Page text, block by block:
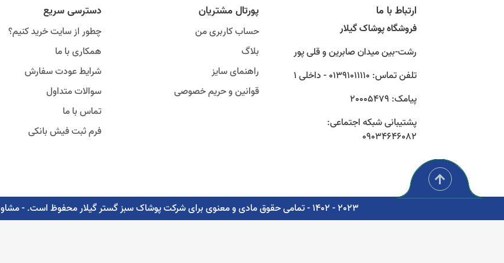
ارتباط با ما
فروشگاه پوشاک گیلار
رشت-بین میدان صابرین و قلی پور
تلفن تماس: 01391011110 - داخلی 1
پیامک: 20005479
پشتیبانی شبکه اجتماعی:
09034646082
پورتال مشتریان
حساب کاربری من
بلاگ
راهنمای سایز
قوانین و حریم خصوصی
دسترسی سریع
چطور از سایت خرید کنیم؟
همکاری با ما
شرایط عودت سفارش
سوالات متداول
تماس با ما
فرم ثبت فیش بانکی
2023 - 1402 - تمامی حقوق مادی و معنوی برای شرکت پوشاک سبز گستر گیلار محفوظ است. - مشاوره، پشتیبانی و طراحی اتوماسیون دیجیتال: